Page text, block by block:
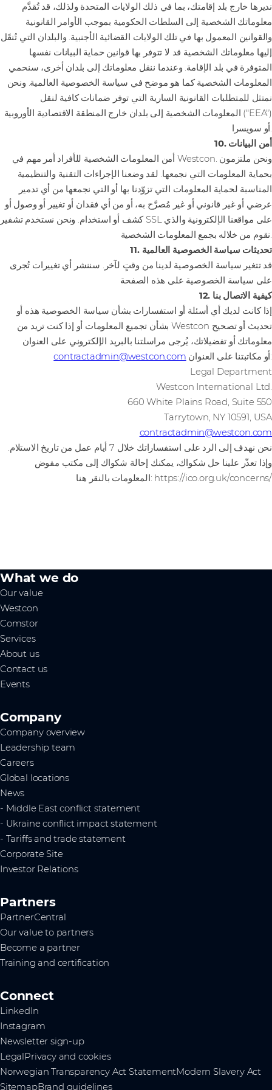
نديرها خارج بلد إقامتك، بما في ذلك الولايات المتحدة ولذلك، قد تُقدَّم
معلوماتك الشخصية إلى السلطات الحكومية بموجب الأوامر القانونية
والقوانين المعمول بها في تلك الولايات القضائية الأجنبية. والبلدان التي تُنقَل
إليها معلوماتك الشخصية قد لا تتوفر بها قوانين حماية البيانات نفسها
المتوفرة في بلد الإقامة. وعندما ننقل معلوماتك إلى بلدان أخرى، سنحمي
المعلومات الشخصية كما هو موضح في سياسة الخصوصية العالمية. ونحن
نمتثل للمتطلبات القانونية السارية التي توفر ضمانات كافية لنقل
المعلومات الشخصية إلى بلدان خارج المنطقة الاقتصادية الأوروبية ("EEA")
أو سويسرا.
10. أمن البيانات
أمن المعلومات الشخصية للأفراد أمر مهم في Westcon. ونحن ملتزمون
بحماية المعلومات التي نجمعها. لقد وضعنا الإجراءات التقنية والتنظيمية
المناسبة لحماية المعلومات التي تزوّدنا بها أو التي نجمعها من أي تدمير
عرضي أو غير قانوني أو غير مُصرَّح به، أو من أي فقدان أو تغيير أو وصول أو
كشف أو استخدام. ونحن نستخدم تشفير SSL على مواقعنا الإلكترونية والذي
نقوم من خلاله بجمع المعلومات الشخصية.
11. تحديثات سياسة الخصوصية العالمية
قد تتغير سياسة الخصوصية لدينا من وقتٍ لآخر. سننشر أي تغييرات تُجرى
على سياسة الخصوصية على هذه الصفحة
12. كيفية الاتصال بنا
إذا كانت لديك أي أسئلة أو استفسارات بشأن سياسة الخصوصية هذه أو
بشأن تجميع المعلومات أو إذا كنت تريد من Westcon تحديث أو تصحيح
معلوماتك أو تفضيلاتك، يُرجى مراسلتنا بالبريد الإلكتروني على العنوان
contractadmin@westcon.com
أو مكاتبتنا على العنوان:
Legal Department
Westcon International Ltd.‎
‎660 White Plains Road, Suite 550
Tarrytown, NY 10591, USA
contractadmin@westcon.com
نحن نهدف إلى الرد على استفساراتك خلال 7 أيام عمل من تاريخ الاستلام.
وإذا تعذّر علينا حل شكواك، يمكنك إحالة شكواك إلى مكتب مفوض
المعلومات بالنقر هنا: https://ico.org.uk/concerns/
What we do
Our value
Westcon
Comstor
Services
About us
Contact us
Events
Company
Company overview
Leadership team
Careers
Global locations
News
- Middle East conflict statement
- Ukraine conflict impact statement
- Tariffs and trade statement
Corporate Site
Investor Relations
Partners
PartnerCentral
Our value to partners
Become a partner
Training and certification
Connect
LinkedIn
Instagram
Newsletter sign-up
LegalPrivacy and cookies
Norwegian Transparency Act StatementModern Slavery Act
SitemapBrand guidelines